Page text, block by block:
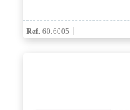
Ref. 60.6005